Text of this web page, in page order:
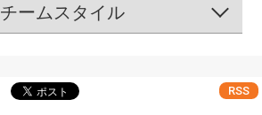
チームスタイル
RSS